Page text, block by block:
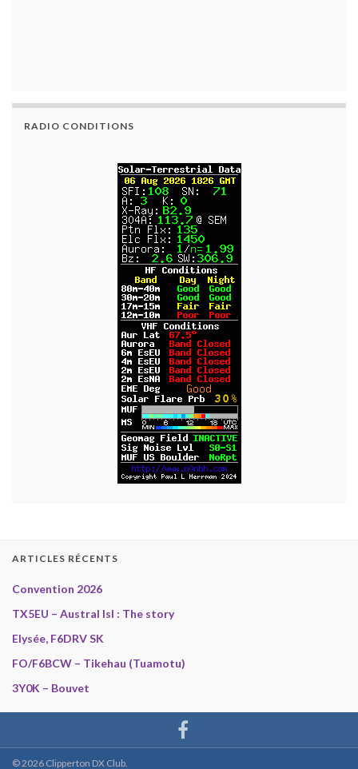
RADIO CONDITIONS
ARTICLES RÉCENTS
Convention 2026
TX5EU – Austral Isl : The story
Elysée, F6DRV SK
FO/F6BCW – Tikehau (Tuamotu)
3Y0K – Bouvet
© 2026 Clipperton DX Club.